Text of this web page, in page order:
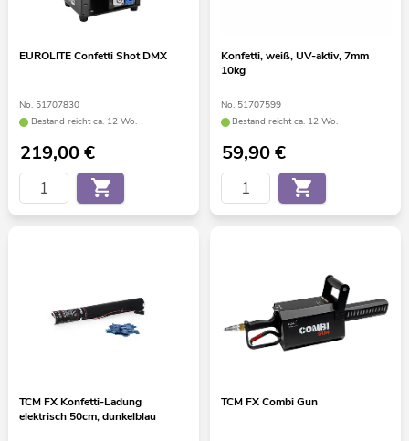
EUROLITE Confetti Shot DMX
No. 51707830
Bestand reicht ca. 12 Wo.
219,00€
Konfetti, weiß, UV-aktiv, 7mm
10kg
No. 51707599
Bestand reicht ca. 12 Wo.
59,90€
TCM FX Konfetti-Ladung
elektrisch 50cm, dunkelblau
TCM FX Combi Gun